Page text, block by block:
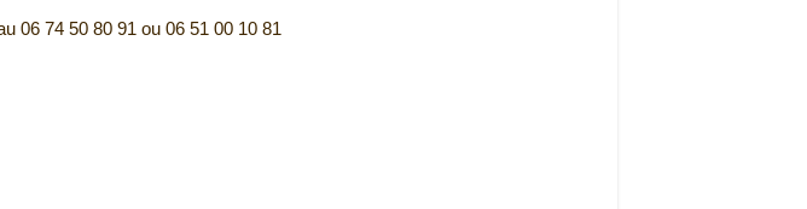
06 74 50 80 91 ou 06 51 00 10 81